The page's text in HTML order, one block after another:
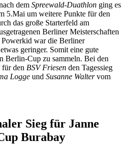
dem Spreewald-Duathlon ging es
5.Mai um weitere Punkte für den
das große Starterfeld am
Berliner Meisterschaften
Powerkid war die Berliner
geringer. Somit eine gute
Berlin-Cup zu sammeln. Bei den
für den BSV Friesen den Tagessieg
Logge und Susanne Waltervom
Sieg für Janne
Burabay